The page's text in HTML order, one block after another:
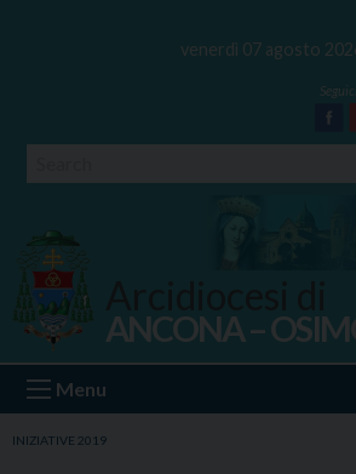
venerdì 07 agosto
Ancona Osimo
ANCONA –
Menu
INIZIATIVE 2019